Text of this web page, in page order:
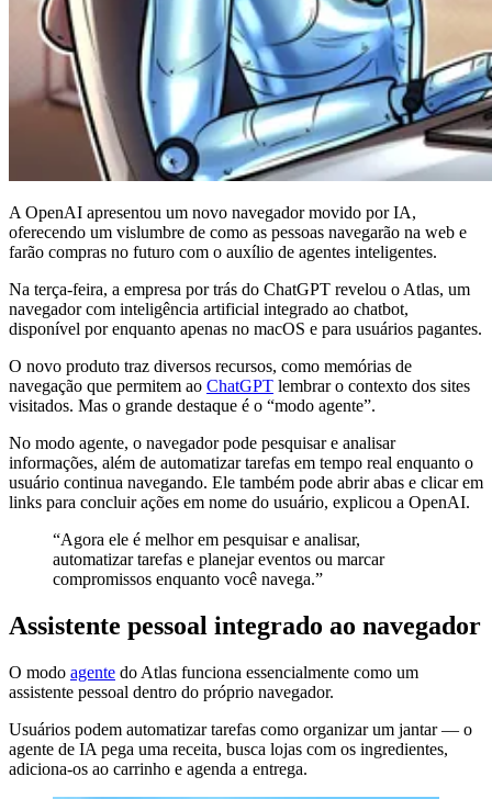
A OpenAI apresentou um novo navegador movido por IA,
oferecendo um vislumbre de como as pessoas navegarão na web e
farão compras no futuro com o auxílio de agentes inteligentes.
Na terça-feira, a empresa por trás do ChatGPT revelou o Atlas, um
navegador com inteligência artificial integrado ao chatbot,
disponível por enquanto apenas no macOS e para usuários pagantes.
O novo produto traz diversos recursos, como memórias de
navegação que permitem ao ChatGPT lembrar o contexto dos sites
visitados. Mas o grande destaque é o “modo agente”.
No modo agente, o navegador pode pesquisar e analisar
informações, além de automatizar tarefas em tempo real enquanto o
usuário continua navegando. Ele também pode abrir abas e clicar em
links para concluir ações em nome do usuário, explicou a OpenAI.
“Agora ele é melhor em pesquisar e analisar,
automatizar tarefas e planejar eventos ou marcar
compromissos enquanto você navega.”
Assistente pessoal integrado ao navegador
O modo agente do Atlas funciona essencialmente como um
assistente pessoal dentro do próprio navegador.
Usuários podem automatizar tarefas como organizar um jantar — o
agente de IA pega uma receita, busca lojas com os ingredientes,
adiciona-os ao carrinho e agenda a entrega.